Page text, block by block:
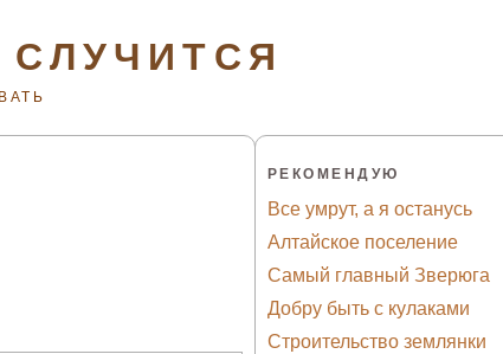
РЕКОМЕНДУЮ
Все умрут, а я останусь
Алтайское поселение
Самый главный Зверюга
Добру быть с кулаками
Строительство землянки